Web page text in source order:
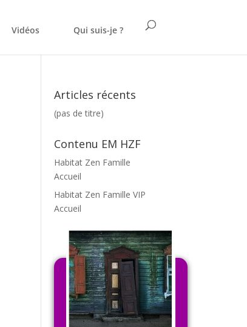
Vidéos Qui suis-je ?
Articles récents
(pas de titre)
Contenu EM HZF
Habitat Zen Famille
Accueil
Habitat Zen Famille VIP
Accueil